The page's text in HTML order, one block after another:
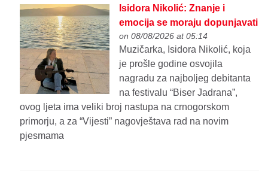
Isidora Nikolić: Znanje i
emocija se moraju dopunjavati
on 08/08/2026 at 05:14
Muzičarka, Isidora Nikolić, koja
je prošle godine osvojila
nagradu za najboljeg debitanta
na festivalu “Biser Jadrana”,
ovog ljeta ima veliki broj nastupa na crnogorskom
primorju, a za “Vijesti” nagovještava rad na novim
pjesmama